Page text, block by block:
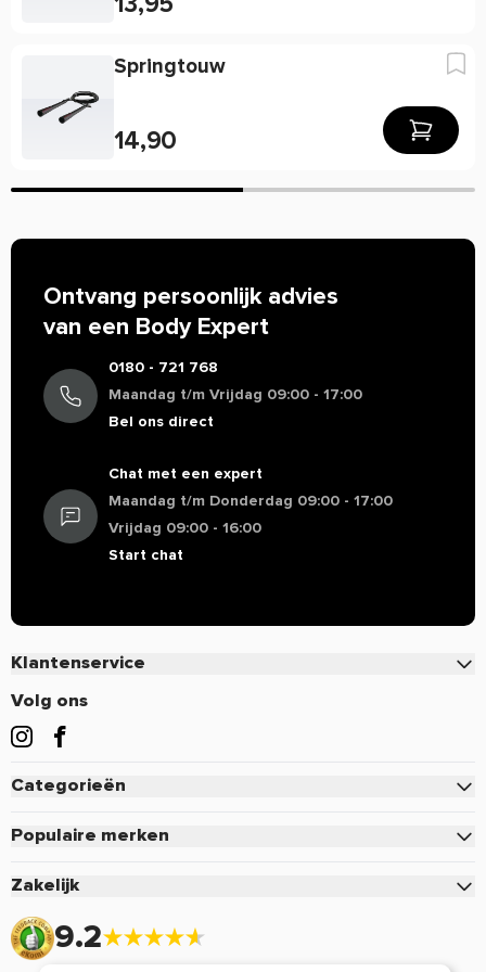
maximale lengte bedraagt 3 meter. Uitstekend te gebruiken
Springtouw met Teller Tunturi kenmerken:
3 meter lang
Geschikt voor verschillende sportieve activiteiten
Springtouw
14,90
Ontvang persoonlijk advies
van een Body Expert
0180 - 721 768
Maandag t/m Vrijdag 09:00 - 17:00
Bel ons direct
Chat met een expert
Maandag t/m Donderdag 09:00 - 17:00
Vrijdag 09:00 - 16:00
Start chat
Klantenservice
Contact
Veelgestelde vragen
Betalen
Verzenden & Bezorgen
Voordelen & Acties
Retour aanmelden
Mijn account
Volg ons
Categorieën
Pre-Workout
Sportvoeding
Vitamine & Mineralen
Populaire merken
Optimum Nutrition
Zakelijk
Zakelijk inloggen
Aanmelden zakelijk account
9.2